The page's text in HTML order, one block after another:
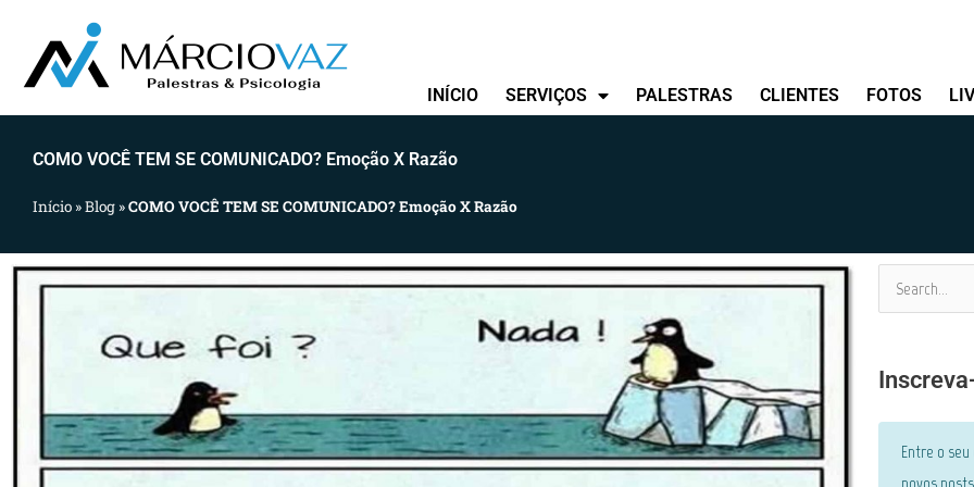
INÍCIO SERVIÇOS PALESTRAS CLIENTES FOTOS
COMO VOCÊ TEM SE COMUNICADO? Emoção X Razão
Início »Blog »COMO VOCÊ TEM SE COMUNICADO? Emoção X Razão
Pesquisar
Entre o